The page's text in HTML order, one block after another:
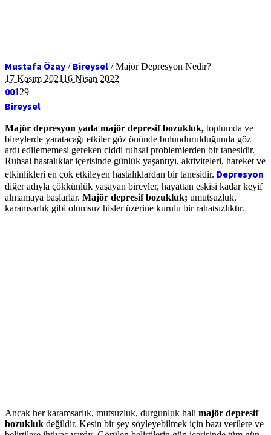
Mustafa Özay / Bireysel /Majör Depresyon Nedir?
17 Kasım 202116 Nisan 2022
00129
Bireysel
Majör depresyon yada majör depresif bozukluk, toplumda ve
bireylerde yaratacağı etkiler göz önünde bulundurulduğunda göz
ardı edilememesi gereken ciddi ruhsal problemlerden bir tanesidir.
Ruhsal hastalıklar içerisinde günlük yaşantıyı, aktiviteleri, hareket ve
etkinlikleri en çok etkileyen hastalıklardan bir tanesidir. Depresyon
diğer adıyla çökkünlük yaşayan bireyler, hayattan eskisi kadar keyif
almamaya başlarlar. Majör depresif bozukluk; umutsuzluk,
karamsarlık gibi olumsuz hisler üzerine kurulu bir rahatsızlıktır.
Ancak her karamsarlık, mutsuzluk, durgunluk hali majör depresif
bozukluk değildir. Kesin bir şey söyleyebilmek için bazı verilere ve